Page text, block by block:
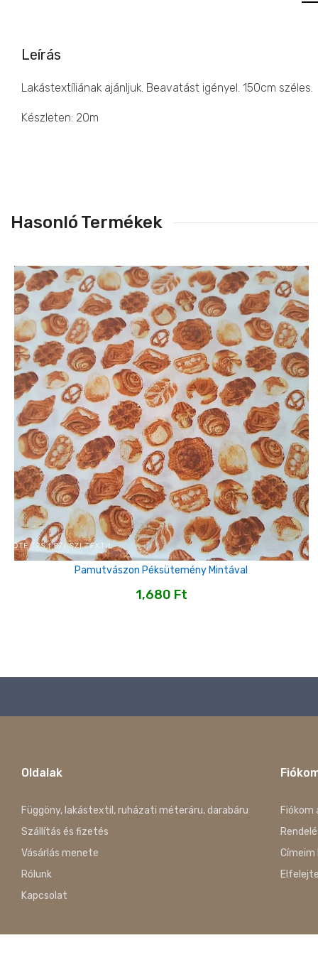
Leírás
Lakástextíliának ajánljuk. Beavatást igényel. 150cm széles.
Készleten: 20m
Hasonló Termékek
Pamutvászon Péksütemény Mintával
1,680 Ft
Oldalak
Függöny, lakástextil, ruházati méteráru, darabáru
Szállítás és fizetés
Vásárlás menete
Rólunk
Kapcsolat
Fiókom
Címeim